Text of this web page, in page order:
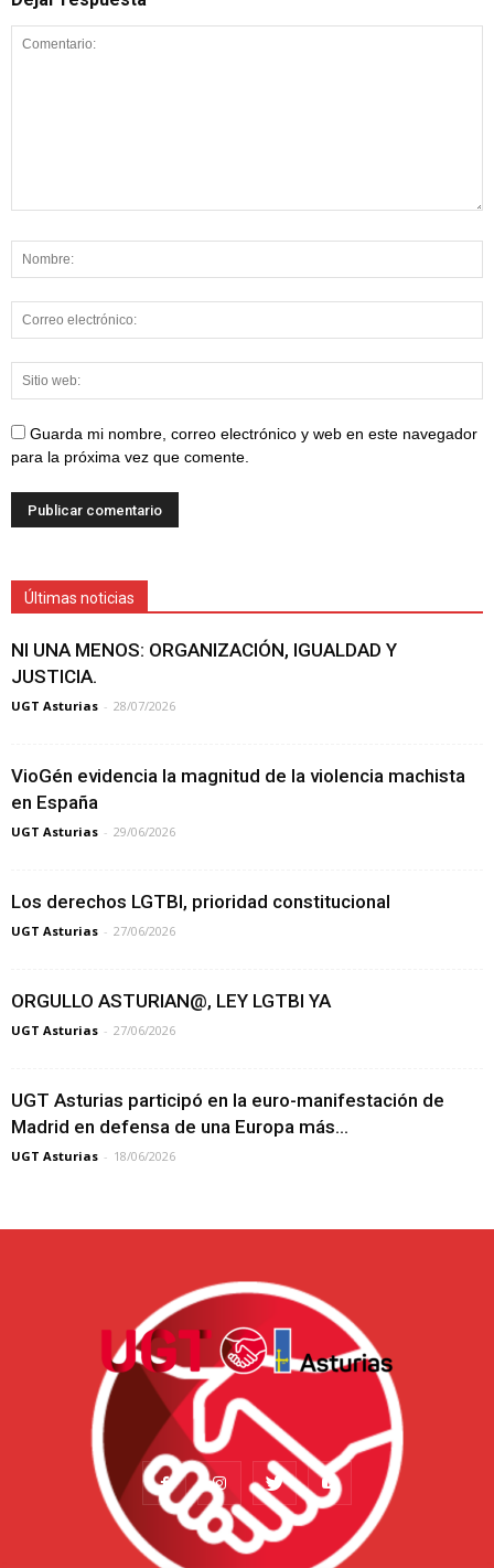
Guarda mi nombre, correo electrónico y web en este navegador
para la próxima vez que comente.
Últimas noticias
NI UNA MENOS: ORGANIZACIÓN, IGUALDAD Y
JUSTICIA.
UGT Asturias - 28/07/2026
VioGén evidencia la magnitud de la violencia machista
en España
UGT Asturias - 29/06/2026
Los derechos LGTBI, prioridad constitucional
UGT Asturias - 27/06/2026
ORGULLO ASTURIAN@, LEY LGTBI YA
UGT Asturias - 27/06/2026
UGT Asturias participó en la euro-manifestación de
Madrid en defensa de una Europa más...
UGT Asturias - 18/06/2026